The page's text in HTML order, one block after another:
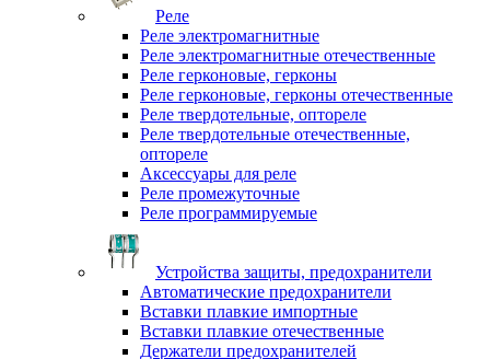
Реле
Реле электромагнитные
Реле электромагнитные отечественные
Реле герконовые, герконы
Реле герконовые, герконы отечественные
Реле твердотельные, оптореле
Реле твердотельные отечественные,
оптореле
Аксессуары для реле
Реле промежуточные
Реле программируемые
Устройства защиты, предохранители
Автоматические предохранители
Вставки плавкие импортные
Вставки плавкие отечественные
Держатели предохранителей